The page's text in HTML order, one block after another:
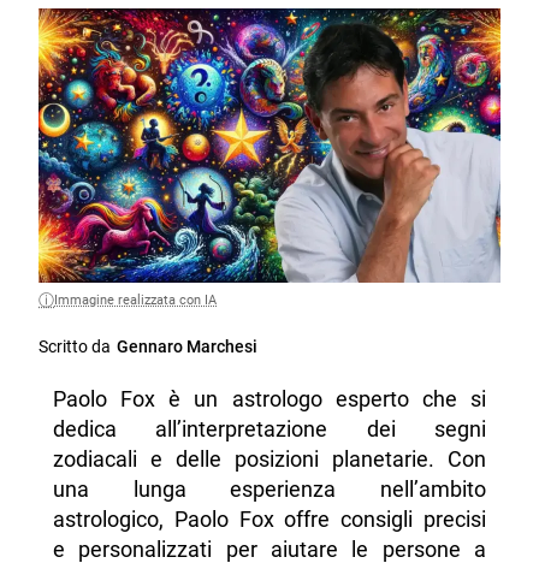
Immagine realizzata con IA
Scritto da Gennaro Marchesi
Paolo Fox è un astrologo esperto che si
dedica all’interpretazione dei segni
zodiacali e delle posizioni planetarie. Con
una lunga esperienza nell’ambito
astrologico, Paolo Fox offre consigli precisi
e personalizzati per aiutare le persone a